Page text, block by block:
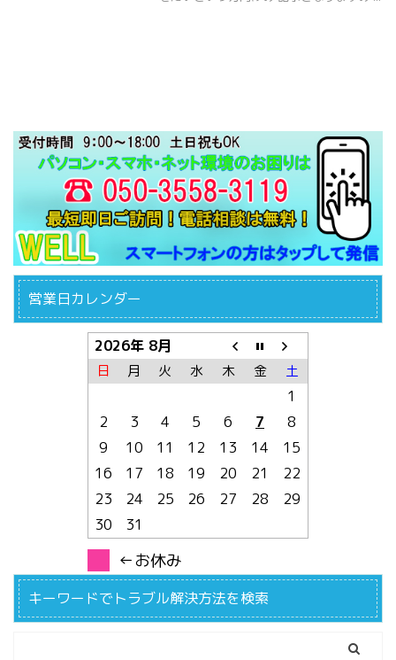
営業日カレンダー
2026年 8月
日 月 火 水 木 金 土
1
2
3 4 5 6 7
8
9
10 11 12 13 14
15
16
17 18 19 20 21
22
23
24 25 26 27 28
29
30
31
←お休み
キーワードでトラブル解決方法を検索